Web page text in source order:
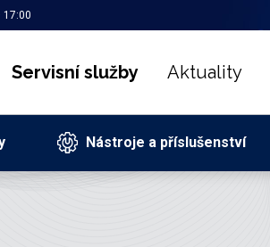
17:00
Servisní služby Aktuality
Nástroje a příslušenství